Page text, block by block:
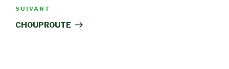
Article
suivant
SUIVANT
CHOUPROUTE